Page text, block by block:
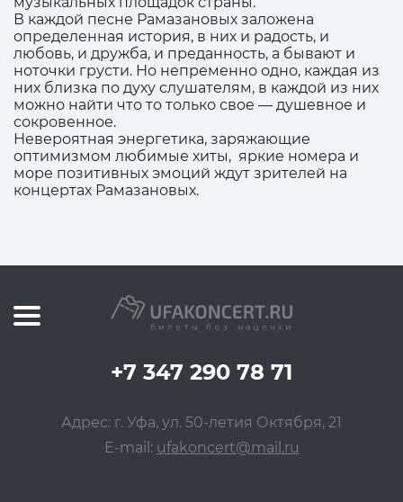
В каждой песне Рамазановых заложена
определенная история, в них и радость, и
любовь, и дружба, и преданность, а бывают и
ноточки грусти. Но непременно одно, каждая из
них близка по духу слушателям, в каждой из них
можно найти что то только свое — душевное и
сокровенное.
Невероятная энергетика, заряжающие
оптимизмом любимые хиты, яркие номера и
море позитивных эмоций ждут зрителей на
концертах Рамазановых.
+7 347 290 78 71
Адрес: г. Уфа, ул. 50-летия Октября, 21
E-mail: ufakoncert@mail.ru